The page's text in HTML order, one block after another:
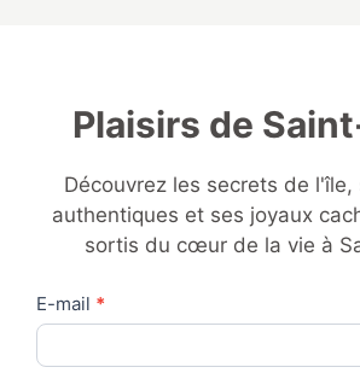
Plaisirs de
Découvrez les secrets de
authentiques et ses joyaux
sortis du cœur de la vie à
Contact
Us
E-mail *